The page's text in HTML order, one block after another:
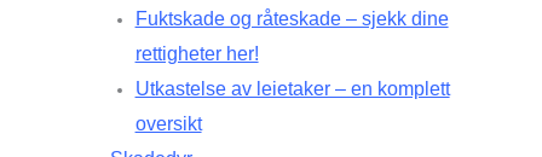
Fuktskade og råteskade – sjekk dine
rettigheter her!
Utkastelse av leietaker – en komplett
oversikt